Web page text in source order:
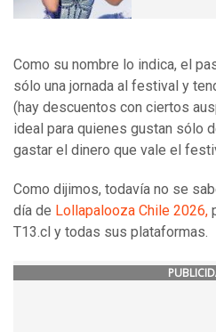
Como su nombre lo indica, el
sólo una jornada al festival y
(hay descuentos con ciertos
ideal para quienes gustan sólo
gastar el dinero que vale el
Como dijimos, todavía no se
día de Lollapalooza Chile 2026,
T13.cl y todas sus plataformas.